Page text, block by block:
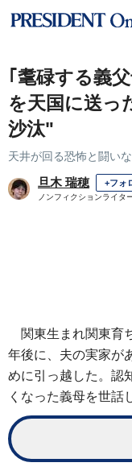
｢耄碌する義
を天国に送っ
沙汰"
天井が回る恐怖と闘い
旦木 瑞穂 +フォ
ノンフィクションライタ
関東生まれ関東育
年後に、夫の実家が
めに引っ越した。認
くなった義母を世